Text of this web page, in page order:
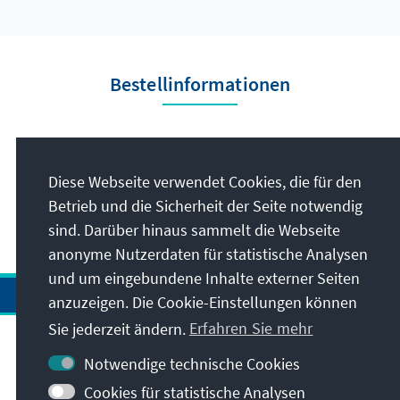
sprechen" (Dela govore) war einer der
Slogans der SNS-Kampagne, um diesen Punkt
Bestellinformationen
Konrad-Adenauer-
Stiftung e.V.
Kontakt
Diese Webseite verwendet Cookies, die für den
Betrieb und die Sicherheit der Seite notwendig
sind. Darüber hinaus sammelt die Webseite
anonyme Nutzerdaten für statistische Analysen
und um eingebundene Inhalte externer Seiten
anzuzeigen. Die Cookie-Einstellungen können
Sie jederzeit ändern. Erfahren Sie mehr
Notwendige technische Cookies
Cookies für statistische Analysen